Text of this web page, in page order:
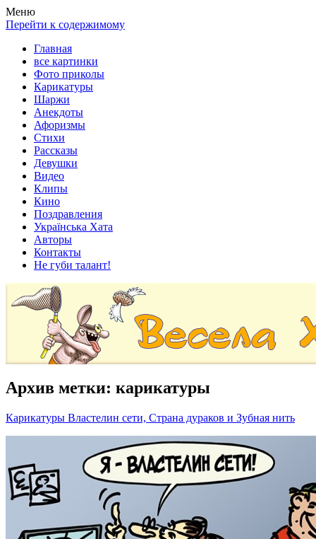
Весела хата — прикольные картинки, смешные истории,
клипы!
Покажем всем ваши фото приколы, карикатуры, шаржи, стихи,
рассказы, видео и песни!
Меню
Перейти к содержимому
Главная
все картинки
Фото приколы
Карикатуры
Шаржи
Анекдоты
Афоризмы
Стихи
Рассказы
Девушки
Видео
Клипы
Кино
Поздравления
Українська Хата
Авторы
Контакты
Не губи талант!
Архив метки: карикатуры
Карикатуры Властелин сети, Страна дураков и Зубная нить